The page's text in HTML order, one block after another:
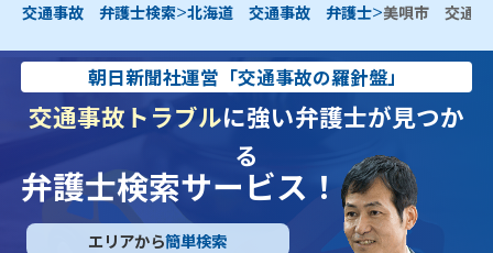
交通事故 弁護士検索>北海道 交通事故 弁護士>美唄市 交通
朝日新聞社運営「交通事故の羅針盤」
交通事故トラブルに強い弁護士が見つか
る
弁護士検索サービス！
エリアから簡単検索